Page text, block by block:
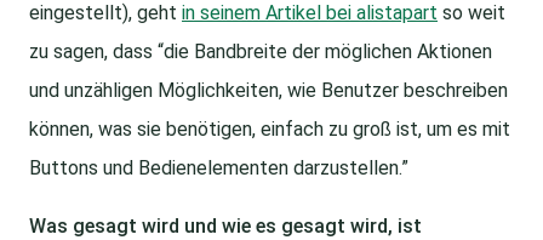
eingestellt), geht in seinem Artikel bei alistapart so weit
zu sagen, dass “die Bandbreite der möglichen Aktionen
und unzähligen Möglichkeiten, wie Benutzer beschreiben
können, was sie benötigen, einfach zu groß ist, um es mit
Buttons und Bedienelementen darzustellen.”
Was gesagt wird und wie es gesagt wird, ist